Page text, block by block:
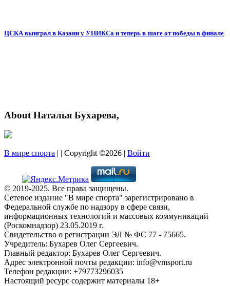
ЦСКА выиграл в Казани у УНИКСа и теперь в шаге от победы в финале
About Наталья Бухарева,
В мире спорта | | Copyright ©2026 | Войти
© 2019-2025. Все права защищены.
Сетевое издание "В мире спорта" зарегистрировано в
Федеральной службе по надзору в сфере связи,
информационных технологий и массовых коммуникаций
(Роскомнадзор) 23.05.2019 г.
Свидетельство о регистрации ЭЛ № ФС 77 - 75665.
Учредитель: Бухарев Олег Сергеевич.
Главный редактор: Бухарев Олег Сергеевич.
Адрес электронной почты редакции: info@vmsport.ru
Телефон редакции: +79773296035
Настоящий ресурс содержит материалы 18+